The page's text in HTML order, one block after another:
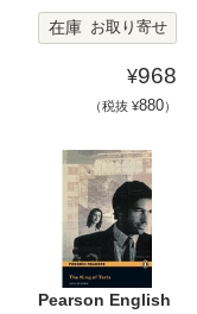
在庫 お取り寄せ
¥968
（税抜 ¥880）
Pearson English